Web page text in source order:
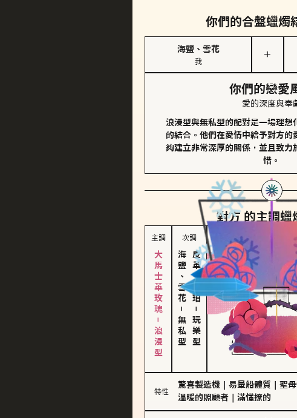
你們的合盤蠟燭
海鹽、雪花
我
＋
你們的戀愛
愛的深度與奉
浪漫型與無私型的配對是一場理想
的結合。他們在愛情中給予對方的
夠建立非常深厚的關係，並且致力
惜。
對方 的主調蠟
主調
大馬士革玫瑰－浪漫型
次調
海鹽、雪花
－
無私型
皮革、琥珀
－
玩樂型
特性
驚喜製造機 易暈船體質 聖
溫暖的照顧者
滿懂撩的